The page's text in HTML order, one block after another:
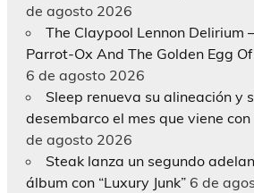
de agosto 2026
The Claypool Lennon Delirium
Parrot-Ox And The Golden Egg
6 de agosto 2026
Sleep renueva su alineación y
desembarco el mes que viene con
de agosto 2026
Steak lanza un segundo
álbum con “Luxury Junk” 6 de